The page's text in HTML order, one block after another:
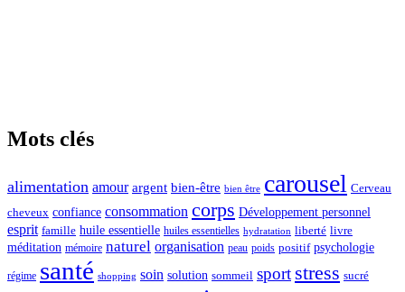
Mots clés
alimentation amour argent bien-être bien être carousel Cerveau
cheveux confiance consommation corps Développement personnel
esprit famille huile essentielle huiles essentielles hydratation liberté livre
méditation mémoire naturel organisation peau poids positif psychologie
régime santé shopping soin solution sommeil sport stress sucré